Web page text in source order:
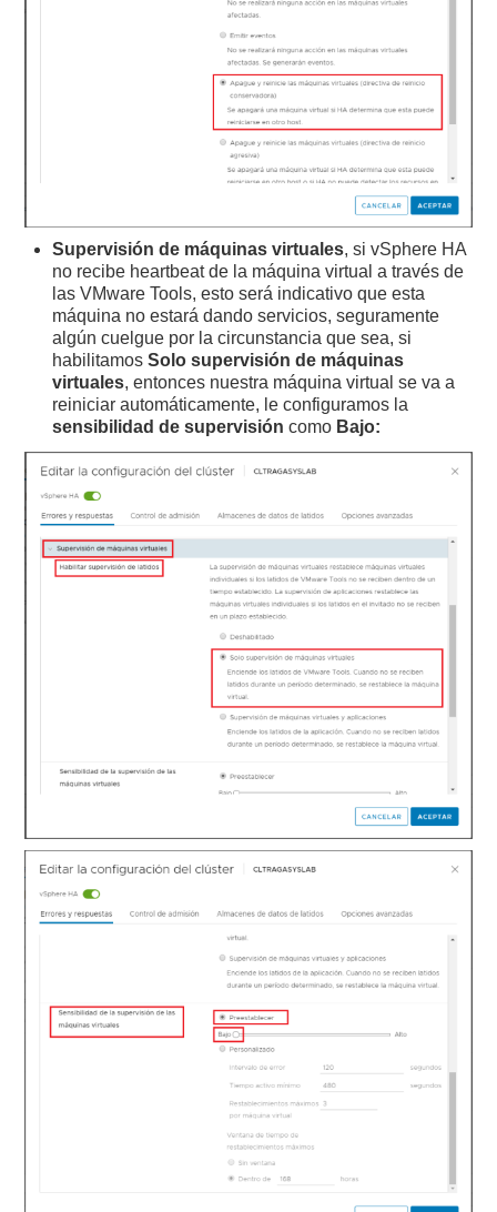
Supervisión de máquinas virtuales, si vSphere HA
no recibe heartbeat de la máquina virtual a través de
las VMware Tools, esto será indicativo que esta
máquina no estará dando servicios, seguramente
algún cuelgue por la circunstancia que sea, si
habilitamosSolo supervisión de máquinas
virtuales, entonces nuestra máquina virtual se va a
reiniciar automáticamente, le configuramos la
sensibilidad de supervisión como Bajo: